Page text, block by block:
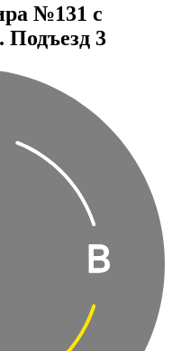
№131 с
Подъезд 3